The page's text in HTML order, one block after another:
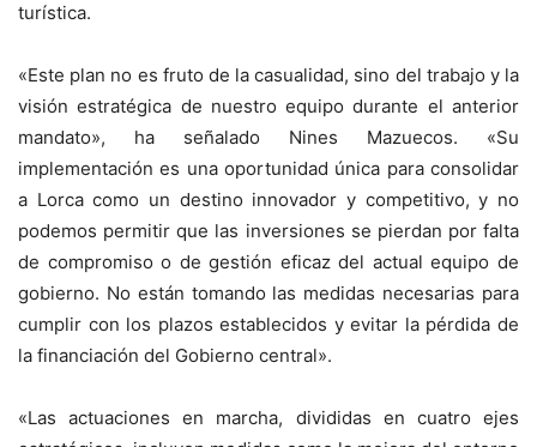
turística.
«Este plan no es fruto de la casualidad, sino del trabajo y la
visión estratégica de nuestro equipo durante el anterior
mandato», ha señalado Nines Mazuecos. «Su
implementación es una oportunidad única para consolidar
a Lorca como un destino innovador y competitivo, y no
podemos permitir que las inversiones se pierdan por falta
de compromiso o de gestión eficaz del actual equipo de
gobierno. No están tomando las medidas necesarias para
cumplir con los plazos establecidos y evitar la pérdida de
la financiación del Gobierno central».
«Las actuaciones en marcha, divididas en cuatro ejes